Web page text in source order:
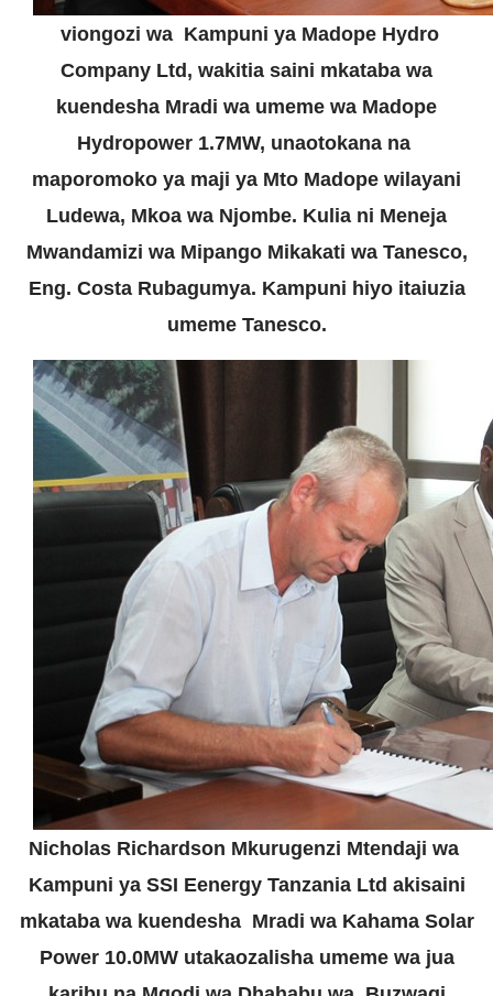
viongozi wa Kampuni ya Madope Hydro
Company Ltd, wakitia saini mkataba wa
kuendesha Mradi wa umeme wa Madope
Hydropower 1.7MW, unaotokana na
maporomoko ya maji ya Mto Madope wilayani
Ludewa, Mkoa wa Njombe. Kulia ni Meneja
Mwandamizi wa Mipango Mikakati wa Tanesco,
Eng. Costa Rubagumya. Kampuni hiyo itaiuzia
umeme Tanesco.
Nicholas Richardson Mkurugenzi Mtendaji wa
Kampuni ya SSI Eenergy Tanzania Ltd akisaini
mkataba wa kuendesha Mradi wa Kahama Solar
Power 10.0MW utakaozalisha umeme wa jua